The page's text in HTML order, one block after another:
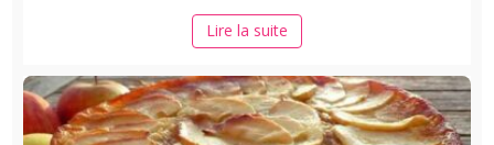
Lire la suite